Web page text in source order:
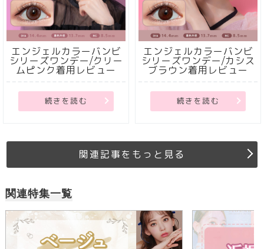
エンジェルカラーバンビ
シリーズワンデー/クリー
ムピンク着用レビュー
続きを読む
エンジェルカラーバンビ
シリーズワンデー/カシス
ブラウン着用レビュー
続きを読む
関連記事をもっと見る
関連特集一覧